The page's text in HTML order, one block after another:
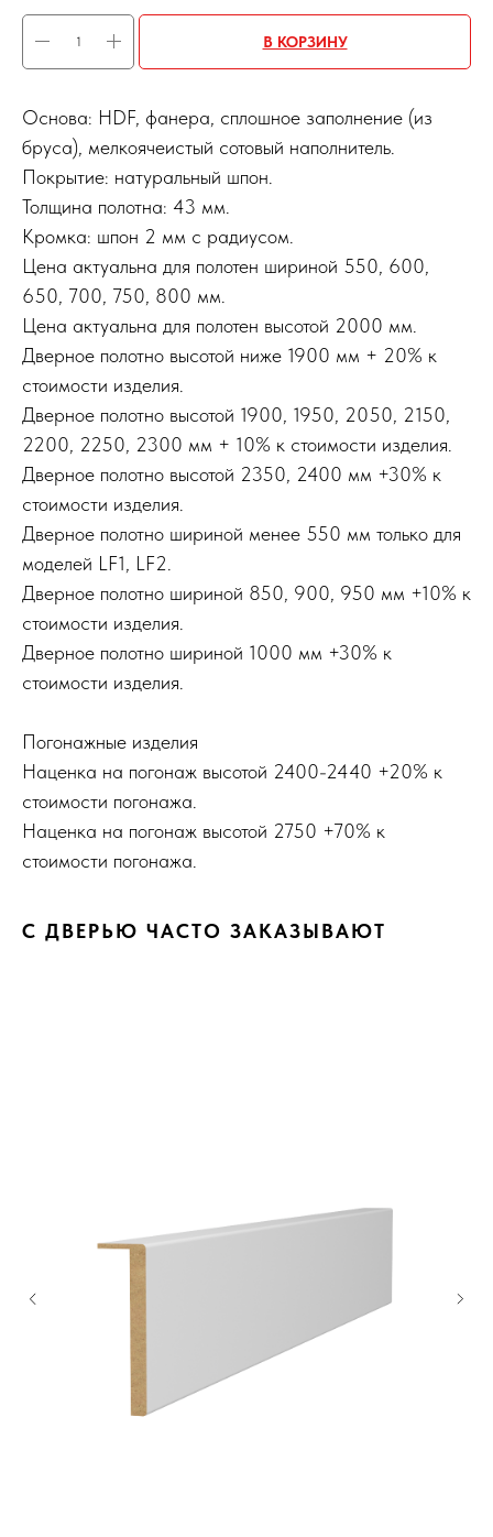
В КОРЗИНУ
Основа: HDF, фанера, сплошное заполнение (из
бруса), мелкоячеистый сотовый наполнитель.
Покрытие: натуральный шпон.
Толщина полотна: 43 мм.
Кромка: шпон 2 мм с радиусом.
Цена актуальна для полотен шириной 550, 600,
650, 700, 750, 800 мм.
Цена актуальна для полотен высотой 2000 мм.
Дверное полотно высотой ниже 1900 мм + 20% к
стоимости изделия.
Дверное полотно высотой 1900, 1950, 2050, 2150,
2200, 2250, 2300 мм + 10% к стоимости изделия.
Дверное полотно высотой 2350, 2400 мм +30% к
стоимости изделия.
Дверное полотно шириной менее 550 мм только для
моделей LF1, LF2.
Дверное полотно шириной 850, 900, 950 мм +10% к
стоимости изделия.
Дверное полотно шириной 1000 мм +30% к
стоимости изделия.
Погонажные изделия
Наценка на погонаж высотой 2400-2440 +20% к
стоимости погонажа.
Наценка на погонаж высотой 2750 +70% к
стоимости погонажа.
С ДВЕРЬЮ ЧАСТО ЗАКАЗЫВАЮТ